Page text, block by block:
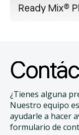
Ready Mix®
¿Tienes alguna
Nuestro equipo
ayudarle a hacer
formulario de